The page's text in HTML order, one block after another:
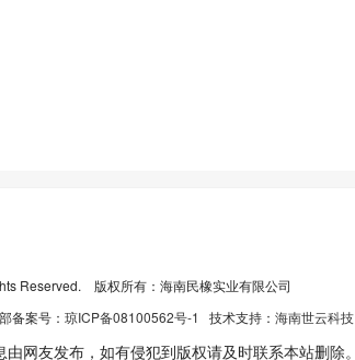
Reserved. 版权所有：海南民橡实业有限公司
备案号： 琼ICP备08100562号-1 技术支持： 海南世云科技
网友发布，如有侵犯到版权请及时联系本站删除。